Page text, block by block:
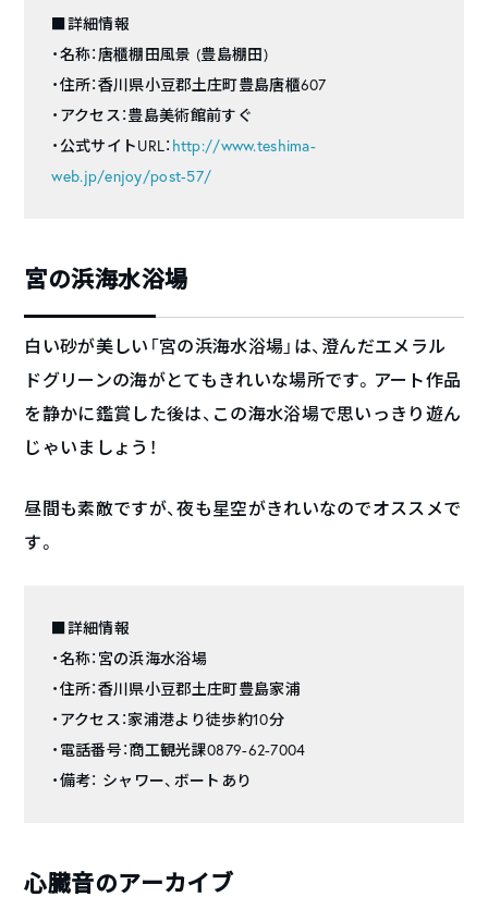
■詳細情報
・名称：唐櫃棚田風景 (豊島棚田)
・住所：香川県小豆郡土庄町豊島唐櫃607
・アクセス：豊島美術館前すぐ
・公式サイトURL： http://www.teshima-
web.jp/enjoy/post-57/
宮の浜海水浴場
白い砂が美しい「宮の浜海水浴場」は、澄んだエメラル
ドグリーンの海がとてもきれいな場所です。アート作品
を静かに鑑賞した後は、この海水浴場で思いっきり遊ん
じゃいましょう！
昼間も素敵ですが、夜も星空がきれいなのでオススメで
す。
■詳細情報
・名称：宮の浜海水浴場
・住所：香川県小豆郡土庄町豊島家浦
・アクセス：家浦港より徒歩約10分
・電話番号：商工観光課0879-62-7004
・備考： シャワー、ボートあり
心臓音のアーカイブ